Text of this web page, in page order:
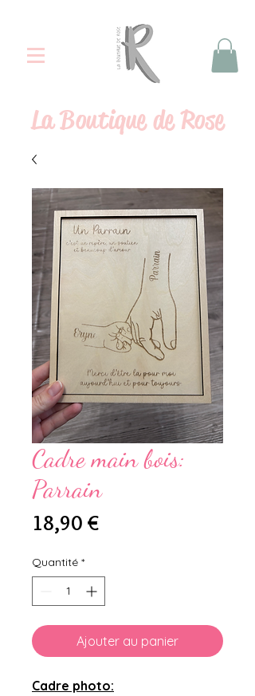
LaBoutique de Rose
Cadre main bois:
Parrain
18,90 €Prix
Quantité *
Ajouter au panier
Cadre photo: